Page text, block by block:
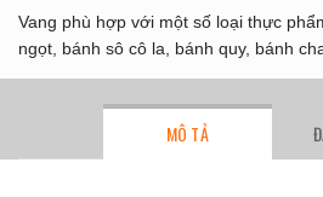
Vang phù hợp với một số loại thực
ngọt, bánh sô cô la, bánh quy, bánh
MÔ TẢ